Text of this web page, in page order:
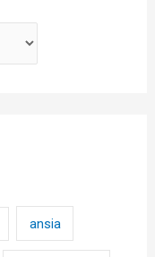
ansia